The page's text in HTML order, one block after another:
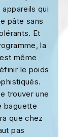
qui
pâte sans
Et
la
même
le poids
trouver une
baguette
que chez
pas